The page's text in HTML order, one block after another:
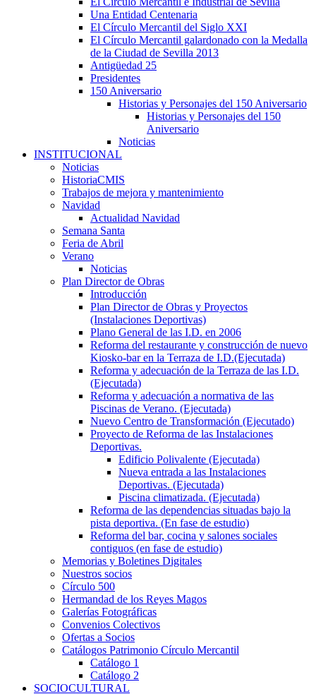
Una Entidad Centenaria
El Círculo Mercantil del Siglo XXI
El Círculo Mercantil galardonado con la Medalla
de la Ciudad de Sevilla 2013
Antigüedad 25
Presidentes
150 Aniversario
Historias y Personajes del 150 Aniversario
Historias y Personajes del 150
Aniversario
Noticias
INSTITUCIONAL
Noticias
HistoriaCMIS
Trabajos de mejora y mantenimiento
Navidad
Actualidad Navidad
Semana Santa
Feria de Abril
Verano
Noticias
Plan Director de Obras
Introducción
Plan Director de Obras y Proyectos
(Instalaciones Deportivas)
Plano General de las I.D. en 2006
Reforma del restaurante y construcción de nuevo
Kiosko-bar en la Terraza de I.D.(Ejecutada)
Reforma y adecuación de la Terraza de las I.D.
(Ejecutada)
Reforma y adecuación a normativa de las
Piscinas de Verano. (Ejecutada)
Nuevo Centro de Transformación (Ejecutado)
Proyecto de Reforma de las Instalaciones
Deportivas.
Edificio Polivalente (Ejecutada)
Nueva entrada a las Instalaciones
Deportivas. (Ejecutada)
Piscina climatizada. (Ejecutada)
Reforma de las dependencias situadas bajo la
pista deportiva. (En fase de estudio)
Reforma del bar, cocina y salones sociales
contiguos (en fase de estudio)
Memorias y Boletines Digitales
Nuestros socios
Círculo 500
Hermandad de los Reyes Magos
Galerías Fotográficas
Convenios Colectivos
Ofertas a Socios
Catálogos Patrimonio Círculo Mercantil
Catálogo 1
Catálogo 2
SOCIOCULTURAL